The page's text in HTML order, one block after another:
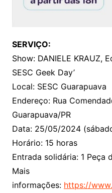
SERVIÇO:
Show: DANIELE KRAUZ,
SESC Geek Day’
Local: SESC Guarapuava
Endereço: Rua
Guarapuava/PR
Data: 25/05/2024
Horário: 15 horas
Entrada solidária: 1 Peça
Mais
informações: https://